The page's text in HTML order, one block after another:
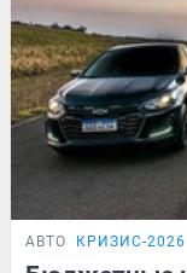
АВТО КРИЗИС-2026